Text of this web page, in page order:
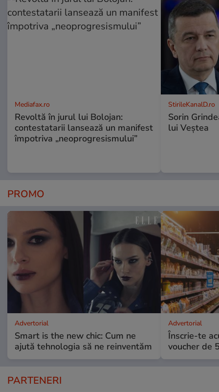
Mediafax.ro
Revoltă în jurul lui Bolojan:
contestatarii lansează un manifest
împotriva „neoprogresismului”
StirileKanalD.ro
Sorin
lui Veștea
PROMO
Advertorial
Smart is the new chic: Cum ne
ajută tehnologia să ne reinventăm
Advertorial
Înscrie-te
voucher de
PARTENERI